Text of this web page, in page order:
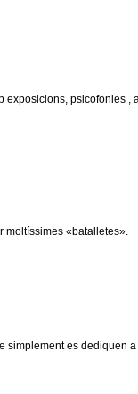
exposicions, psicofonies ,
moltíssimes «batalletes».
simplement es dediquen